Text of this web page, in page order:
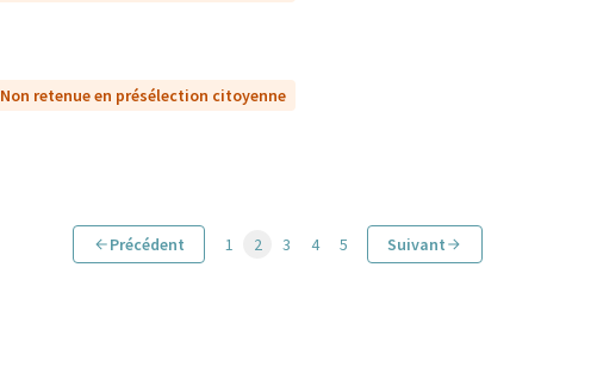
Non retenue en présélection citoyenne
Précédent 1 2 3 4 5 Suivant